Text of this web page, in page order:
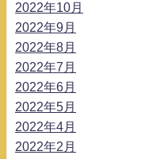
2022年10月
2022年9月
2022年8月
2022年7月
2022年6月
2022年5月
2022年4月
2022年2月